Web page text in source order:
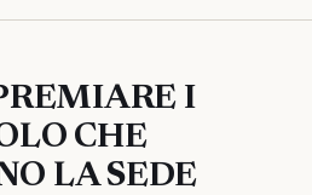
I
CHE
LA SEDE